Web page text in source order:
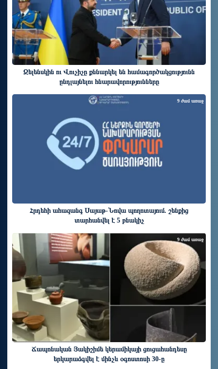
Զելենսկին ու Վուչիչը քննարկել են համագործակցությունն
ընդլայնելու հնարավորությունները
Հրդեհի ահազանգ Սայաթ-Նովա պողոտայում. շենքից
տարհանվել է 5 բնակիչ
9 ժամ առաջ
Ճապոնական Յակիշիմե կերամիկայի ցուցահանդեսը
երկարաձգվել է մինչև օգոստոսի 30-ը
9 ժամ առաջ